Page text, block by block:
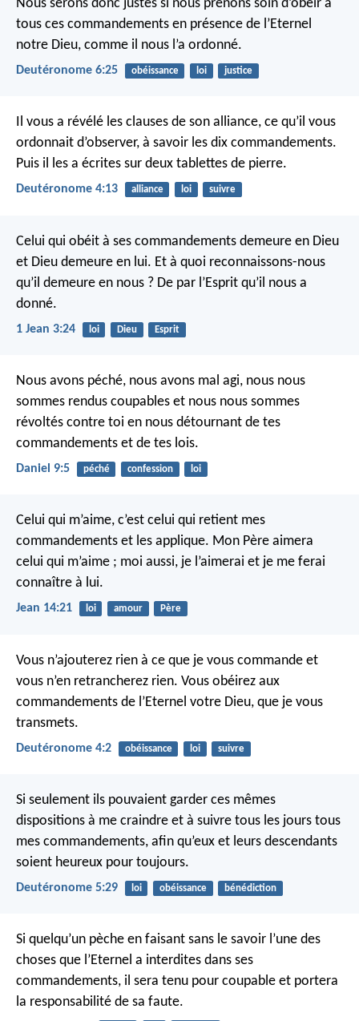
Nous serons donc justes si nous prenons soin d’obéir à
tous ces commandements en présence de l’Eternel
notre Dieu, comme il nous l’a ordonné.
Deutéronome 6:25 obéissance loi justice
Il vous a révélé les clauses de son alliance, ce qu’il vous
ordonnait d’observer, à savoir les dix commandements.
Puis il les a écrites sur deux tablettes de pierre.
Deutéronome 4:13 alliance loi suivre
Celui qui obéit à ses commandements demeure en Dieu
et Dieu demeure en lui. Et à quoi reconnaissons-nous
qu’il demeure en nous ? De par l’Esprit qu’il nous a
donné.
1 Jean 3:24 loi Dieu Esprit
Nous avons péché, nous avons mal agi, nous nous
sommes rendus coupables et nous nous sommes
révoltés contre toi en nous détournant de tes
commandements et de tes lois.
Daniel 9:5 péché confession loi
Celui qui m’aime, c’est celui qui retient mes
commandements et les applique. Mon Père aimera
celui qui m’aime ; moi aussi, je l’aimerai et je me ferai
connaître à lui.
Jean 14:21 loi amour Père
Vous n’ajouterez rien à ce que je vous commande et
vous n’en retrancherez rien. Vous obéirez aux
commandements de l’Eternel votre Dieu, que je vous
transmets.
Deutéronome 4:2 obéissance loi suivre
Si seulement ils pouvaient garder ces mêmes
dispositions à me craindre et à suivre tous les jours tous
mes commandements, afin qu’eux et leurs descendants
soient heureux pour toujours.
Deutéronome 5:29 loi obéissance bénédiction
Si quelqu’un pèche en faisant sans le savoir l’une des
choses que l’Eternel a interdites dans ses
commandements, il sera tenu pour coupable et portera
la responsabilité de sa faute.